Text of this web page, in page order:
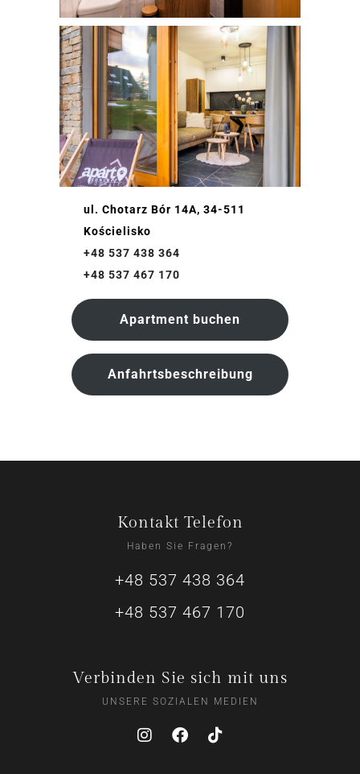
ul. Chotarz Bór 14A, 34-511
Kościelisko
+48 537 438 364
+48 537 467 170
Apartment buchen
Anfahrtsbeschreibung
Kontakt Telefon
Haben Sie Fragen?
+48 537 438 364
+48 537 467 170
Verbinden Sie sich mit uns
UNSERE SOZIALEN MEDIEN